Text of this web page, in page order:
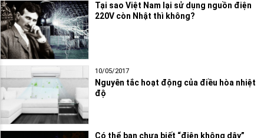
Tại sao Việt Nam lại sử dụng nguồn điện
220V còn Nhật thì không?
10/05/2017
Nguyên tắc hoạt động của điều hòa nhiệt
độ
Có thể bạn chưa biết “điện không dây”